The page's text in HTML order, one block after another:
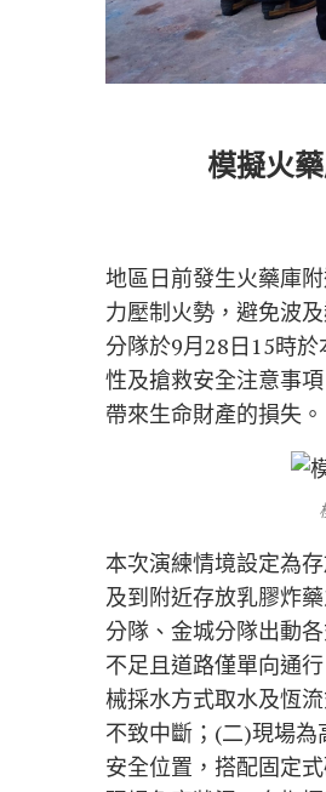
模擬火
地區日前發生火藥庫
力壓制火勢，避免波
分隊於9月28日15時
性及搶救安全注意事
帶來生命財產的損失。
本次演練情境設定為
及到附近存放乳膠炸
分隊、金城分隊出動
不足且道路僅單向通
械採水方式取水及恆
不致中斷；(二)現場
安全位置，搭配固定